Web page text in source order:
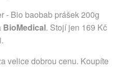
- Bio baobab prášek 200g
BioMedical. Stojí jen 169 Kč
velice dobrou cenu. Koupíte